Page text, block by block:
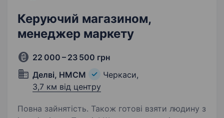
Керуючий магазином,
менеджер маркету
22 000 – 23 500 грн
Делві, НМСМ
Черкаси,
3,7 км від центру
Повна зайнятість. Також готові взяти людину з